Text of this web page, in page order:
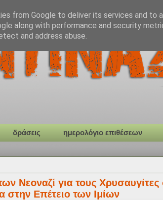
δράσεις ημερολόγιο επιθέσεων
Νεοναζί για τους
στην Επέτειο των Ιμίων
from Google to deliver its services and to
along with performance and security
and address abuse.